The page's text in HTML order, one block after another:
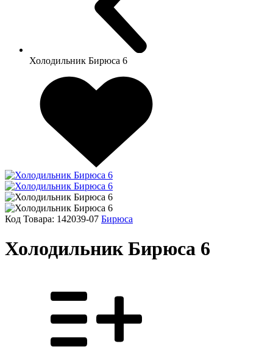
Холодильник Бирюса 6
Код Товара: 142039-07 Бирюса
Холодильник Бирюса 6